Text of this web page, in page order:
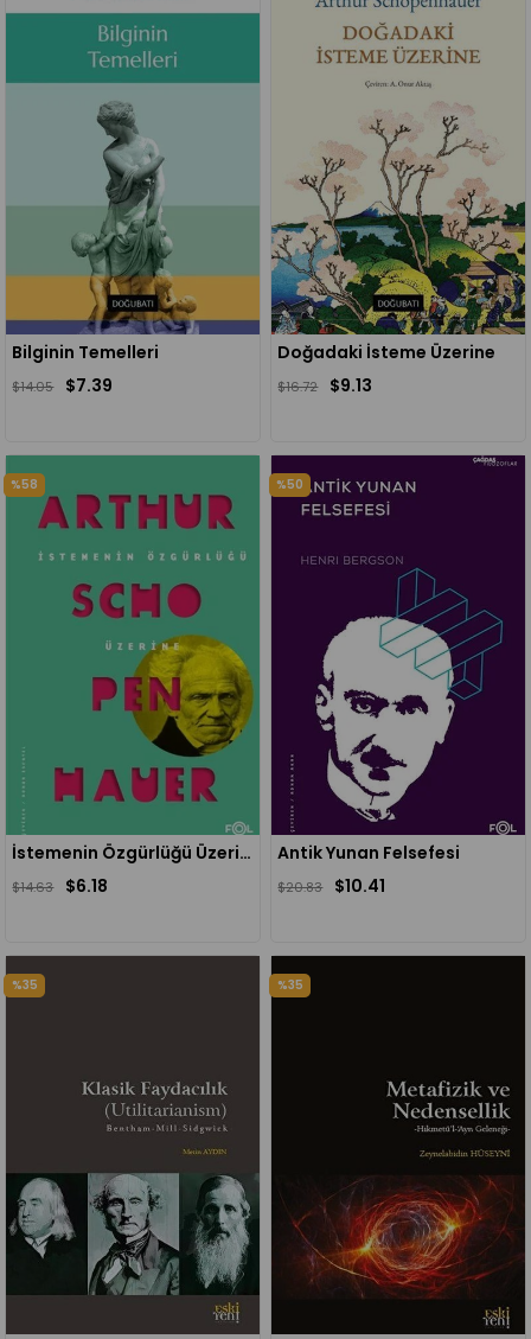
Bilginin Temelleri
$7.39
$14.05
Doğadaki İsteme Üzerine
$9.13
$16.72
İstemenin Özgürlüğü Üzerine
$6.18
$14.63
%58
Antik Yunan Felsefesi
$10.41
$20.83
%50
%35 %35